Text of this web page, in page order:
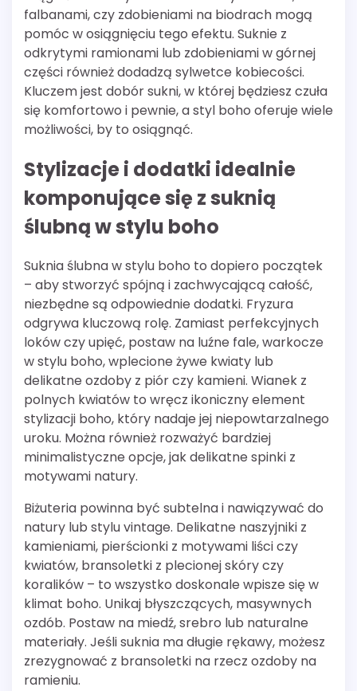
falbanami, czy zdobieniami na biodrach mogą
pomóc w osiągnięciu tego efektu. Suknie z
odkrytymi ramionami lub zdobieniami w górnej
części również dodadzą sylwetce kobiecości.
Kluczem jest dobór sukni, w której będziesz czuła
się komfortowo i pewnie, a styl boho oferuje wiele
możliwości, by to osiągnąć.
Stylizacje i dodatki idealnie
komponujące się z suknią
ślubną w stylu boho
Suknia ślubna w stylu boho to dopiero początek
– aby stworzyć spójną i zachwycającą całość,
niezbędne są odpowiednie dodatki. Fryzura
odgrywa kluczową rolę. Zamiast perfekcyjnych
loków czy upięć, postaw na luźne fale, warkocze
w stylu boho, wplecione żywe kwiaty lub
delikatne ozdoby z piór czy kamieni. Wianek z
polnych kwiatów to wręcz ikoniczny element
stylizacji boho, który nadaje jej niepowtarzalnego
uroku. Można również rozważyć bardziej
minimalistyczne opcje, jak delikatne spinki z
motywami natury.
Biżuteria powinna być subtelna i nawiązywać do
natury lub stylu vintage. Delikatne naszyjniki z
kamieniami, pierścionki z motywami liści czy
kwiatów, bransoletki z plecionej skóry czy
koralików – to wszystko doskonale wpisze się w
klimat boho. Unikaj błyszczących, masywnych
ozdób. Postaw na miedź, srebro lub naturalne
materiały. Jeśli suknia ma długie rękawy, możesz
zrezygnować z bransoletki na rzecz ozdoby na
ramieniu.